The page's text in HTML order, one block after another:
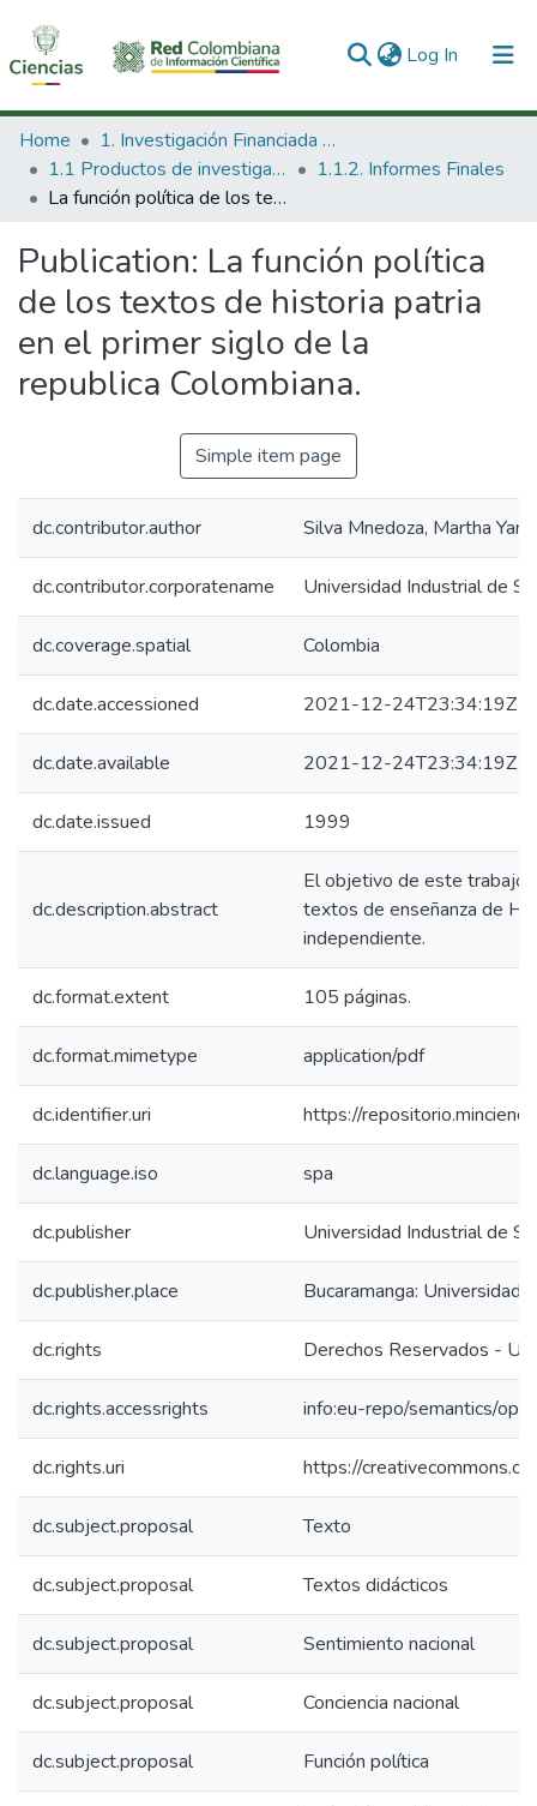
Log In (current)
Communities & Collections
All of DSpace
Home
1. Investigación Financiada con Recursos Públicos
1.1 Productos de investigación
1.1.2. Informes Finales
La función política de los textos de historia patria en el primer siglo de la republica Colombiana.
Publication: La función política
de los textos de historia patria
en el primer siglo de la
republica Colombiana.
Simple item page
dc.contributor.author Silva Mnedoza, Martha
dc.contributor.corporatename Universidad Industrial de
dc.coverage.spatial Colombia
dc.date.accessioned 2021-12-24T23:34:19Z
dc.date.available 2021-12-24T23:34:19Z
dc.date.issued 1999
dc.description.abstract
El objetivo de este trabajo
textos de enseñanza de
independiente.
dc.format.extent 105 páginas.
dc.format.mimetype application/pdf
dc.identifier.uri https://
dc.language.iso spa
dc.publisher Universidad Industrial de
dc.publisher.place Bucaramanga: Universidad
dc.rights Derechos Reservados -
dc.rights.accessrights info:eu-repo/semantics/
dc.rights.uri https://
dc.subject.proposal Texto
dc.subject.proposal Textos didácticos
dc.subject.proposal Sentimiento nacional
dc.subject.proposal Conciencia nacional
dc.subject.proposal Función política